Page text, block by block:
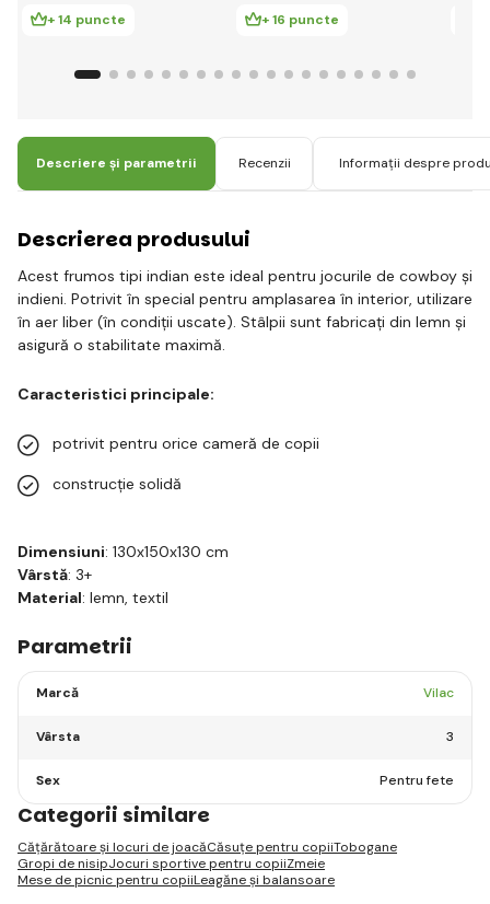
+ 14 puncte
+ 16 puncte
Descriere și parametrii Recenzii Informații despre
Descrierea produsului
Acest frumos tipi indian este ideal pentru jocurile de cowboy și
indieni. Potrivit în special pentru amplasarea în interior, utilizare
în aer liber (în condiții uscate). Stâlpii sunt fabricați din lemn și
asigură o stabilitate maximă.
Caracteristici principale:
potrivit pentru orice cameră de copii
construcție solidă
Dimensiuni: 130x150x130 cm
Vârstă: 3+
Material: lemn, textil
Parametrii
Marcă Vilac
Vârsta 3
Sex Pentru fete
Categorii similare
Cățărătoare și locuri de joacăCăsuțe pentru copiiTobogane
Gropi de nisipJocuri sportive pentru copiiZmeie
Mese de picnic pentru copiiLeagăne și balansoare